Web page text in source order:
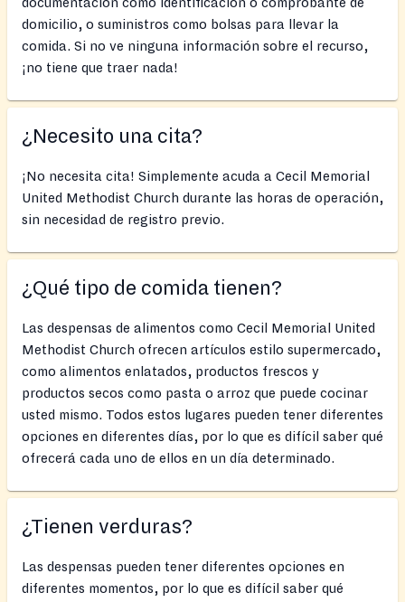
documentación como identificación o comprobante de
domicilio, o suministros como bolsas para llevar la
comida. Si no ve ninguna información sobre el recurso,
¡no tiene que traer nada!
¿Necesito una cita?
¡No necesita cita! Simplemente acuda a Cecil Memorial
United Methodist Church durante las horas de operación,
sin necesidad de registro previo.
¿Qué tipo de comida tienen?
Las despensas de alimentos como Cecil Memorial United
Methodist Church ofrecen artículos estilo supermercado,
como alimentos enlatados, productos frescos y
productos secos como pasta o arroz que puede cocinar
usted mismo. Todos estos lugares pueden tener diferentes
opciones en diferentes días, por lo que es difícil saber qué
ofrecerá cada uno de ellos en un día determinado.
¿Tienen verduras?
Las despensas pueden tener diferentes opciones en
diferentes momentos, por lo que es difícil saber qué